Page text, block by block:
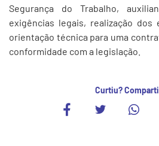
Segurança do Trabalho,
exigências legais, realização dos
orientação técnica para uma
conformidade com a legislação.
Curtiu?